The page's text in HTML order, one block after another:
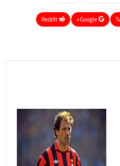
Google+
ReddIt